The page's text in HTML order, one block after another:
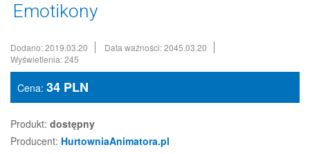
Emotikony
Dodano: 2019.03.20
Data ważności: 2045.03.20
Wyświetlenia: 245
Cena: 34 PLN
Produkt: dostępny
Producent: HurtowniaAnimatora.pl